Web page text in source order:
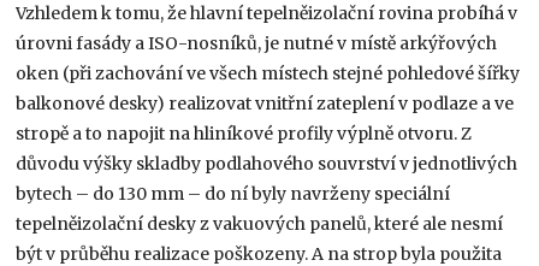
Vzhledem k tomu, že hlavní tepelněizolační rovina probíhá v
úrovni fasády a ISO-nosníků, je nutné v místě arkýřových
oken (při zachování ve všech místech stejné pohledové šířky
balkonové desky) realizovat vnitřní zateplení v podlaze a ve
stropě a to napojit na hliníkové profily výplně otvoru. Z
důvodu výšky skladby podlahového souvrství v jednotlivých
bytech – do 130 mm – do ní byly navrženy speciální
tepelněizolační desky z vakuových panelů, které ale nesmí
být v průběhu realizace poškozeny. A na strop byla použita